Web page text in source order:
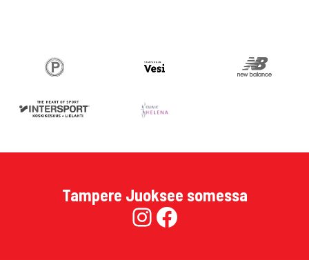
Tampere Juoksee somessa
Instagram
Facebook